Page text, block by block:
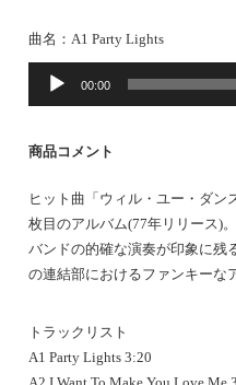
曲名： A1 Party Lights
音
ー
ー
00:00
商品コメント
ヒット曲「ウィル・ユー・ダン
枚目のアルバム(77年リリース)
バンドの的確な演奏が印象に残
の連結部におけるファンキーな
トラックリスト
A1 Party Lights 3:20